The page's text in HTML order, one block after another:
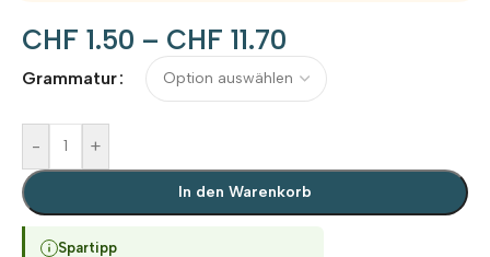
CHF 1.50 – CHF 11.70
Grammatur
- +
In den Warenkorb
Alternative:
Spartipp